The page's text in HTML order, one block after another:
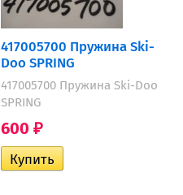
417005700 Пружина Ski-
Doo SPRING
417005700 Пружина Ski-Doo
SPRING
600 ₽